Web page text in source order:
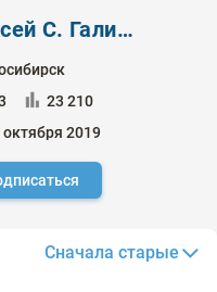
Алексей С. Галицкий
23 210
октября 2019
Сначала старые